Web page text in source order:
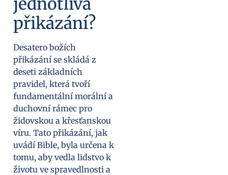
přikázání?
Desatero božích
přikázání se skládá z
deseti základních
pravidel, která tvoří
fundamentální morální a
duchovní rámec pro
židovskou a křesťanskou
víru. Tato přikázání, jak
uvádí Bible, byla určena k
tomu, aby vedla lidstvo k
životu ve spravedlnosti a